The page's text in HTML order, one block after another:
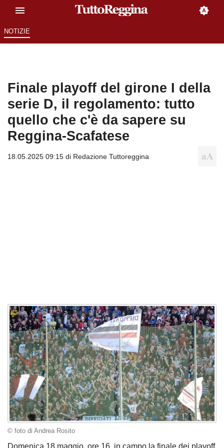
NOTIZIE
Finale playoff del girone I della
serie D, il regolamento: tutto
quello che c'è da sapere su
Reggina-Scafatese
18.05.2025 09:15 di Redazione Tuttoreggina
© foto di Andrea Rosito